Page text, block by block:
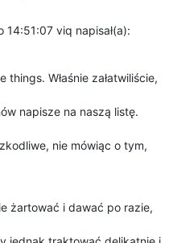
14:51:07 viq napisał(a):
Właśnie załatwiliście,
napisze na naszą listę.
nie mówiąc o tym,
żartować i dawać po razie,